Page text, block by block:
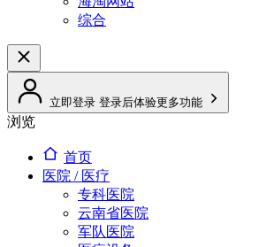
综合
立即登录 登录后体验更多功能
浏览
首页
医院 / 医疗
专科医院
云南省医院
军队医院